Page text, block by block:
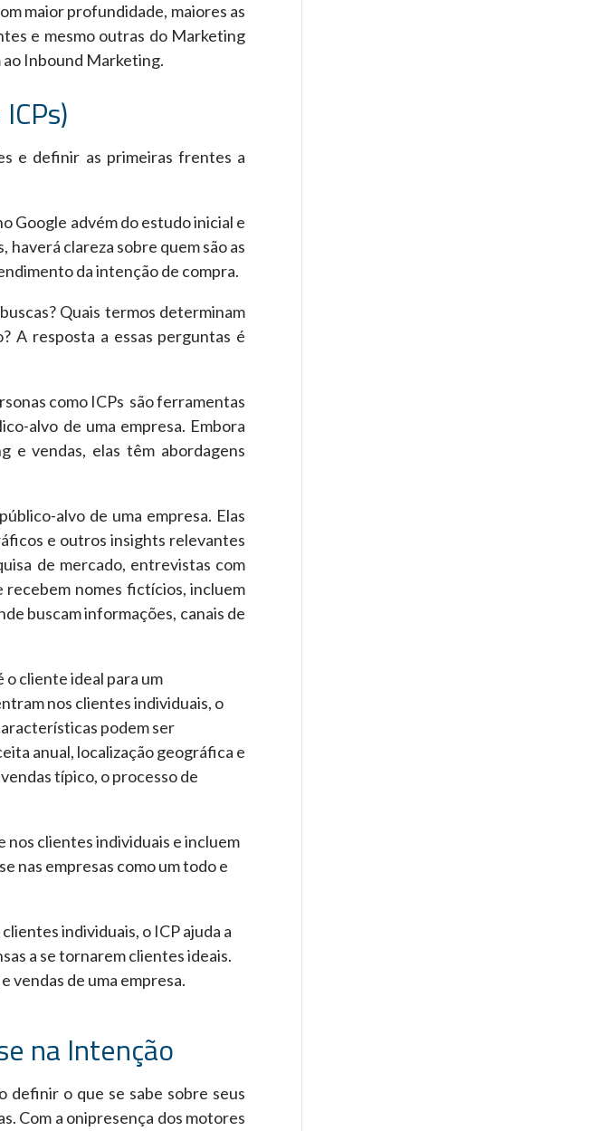
maior profundidade, maiores as
e mesmo outras do Marketing
ao Inbound Marketing.
e definir as primeiras frentes a
Google advém do estudo inicial e
haverá clareza sobre quem são as
da intenção de compra.
Quais termos determinam
A resposta a essas perguntas é
como ICPs são ferramentas
alvo de uma empresa. Embora
e vendas, elas têm abordagens
alvo de uma empresa. Elas
e outros insights relevantes
de mercado, entrevistas com
recebem nomes fictícios, incluem
buscam informações, canais de
o cliente ideal para um
nos clientes individuais, o
podem ser
anual, localização geográfica e
típico, o processo de
nos clientes individuais e incluem
nas empresas como um todo e
individuais, o ICP ajuda a
a se tornarem clientes ideais.
vendas de uma empresa.
na Intenção
definir o que se sabe sobre seus
Com a onipresença dos motores